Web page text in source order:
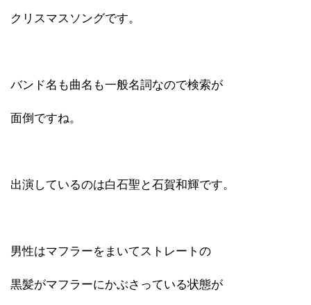
クリスマスソングです。
バンド名も曲名も一般名詞なので検索が
面倒ですね。
出演しているのは白石聖と石賀和輝です。
男性はマフラーをまいてストレートの
黒髪がマフラーにかぶさっている状態が